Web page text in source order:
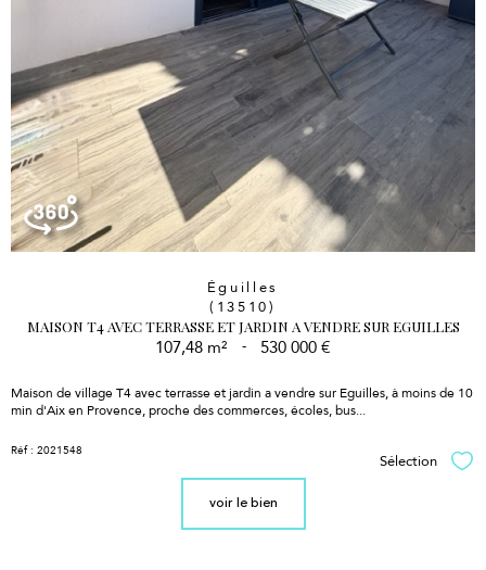
Éguilles
(13510)
MAISON T4 AVEC TERRASSE ET JARDIN A VENDRE SUR EGUILLES
107,48 m² - 530 000 €
Maison de village T4 avec terrasse et jardin a vendre sur Eguilles, à moins de 10
min d'Aix en Provence, proche des commerces, écoles, bus...
Réf : 2021548
Sélection
voir le bien